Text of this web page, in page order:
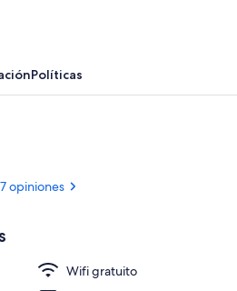
Exterior
Políticas
opiniones
Wifi gratuito